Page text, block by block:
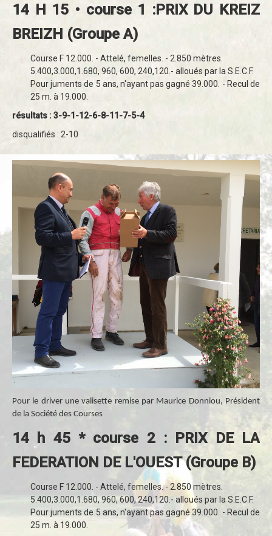
14 H 15 • course 1 :PRIX DU KREIZ
BREIZH (Groupe A)
Course F 12.000. - Attelé, femelles. - 2.850 mètres.
5.400,3.000,1.680, 960, 600, 240,120.- alloués par la S.E.C.F.
Pour juments de 5 ans, n'ayant pas gagné 39.000. - Recul de
25 m. à 19.000.
résultats : 3-9-1-12-6-8-11-7-5-4
disqualifiés : 2-10
Pour le driver une valisette remise par Maurice Donniou, Président
de la Société des Courses
14 h 45 * course 2 : PRIX DE LA
FEDERATION DE L'OUEST (Groupe B)
Course F 12.000. - Attelé, femelles. - 2.850 mètres.
5.400,3.000,1.680, 960, 600, 240,120.- alloués par la S.E.C.F.
Pour juments de 5 ans, n'ayant pas gagné 39.000. - Recul de
25 m. à 19.000.